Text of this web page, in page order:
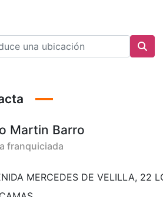
Martin Barro
franquiciada
MERCEDES DE VELILLA, 22